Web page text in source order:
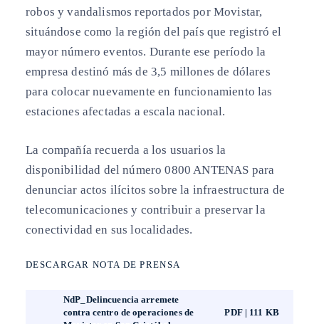
robos y vandalismos reportados por Movistar,
situándose como la región del país que registró el
mayor número eventos. Durante ese período la
empresa destinó más de 3,5 millones de dólares
para colocar nuevamente en funcionamiento las
estaciones afectadas a escala nacional.
La compañía recuerda a los usuarios la
disponibilidad del número 0800 ANTENAS para
denunciar actos ilícitos sobre la infraestructura de
telecomunicaciones y contribuir a preservar la
conectividad en sus localidades.
DESCARGAR NOTA DE PRENSA
NdP_Delincuencia arremete
contra centro de operaciones de
PDF | 111 KB